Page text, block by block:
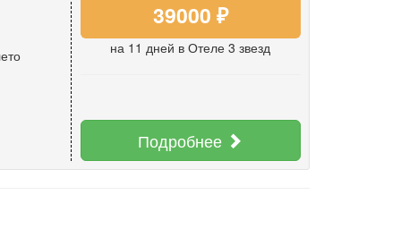
39000 ₽
на 11 дней в Отеле 3 звезд
Подробнее